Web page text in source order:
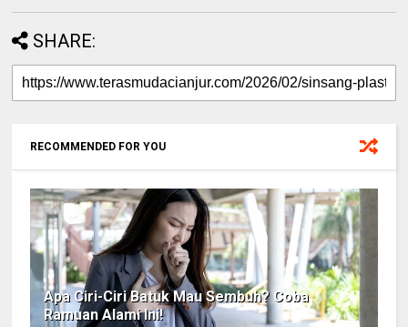
SHARE:
RECOMMENDED FOR YOU
Apa Ciri-Ciri Batuk Mau Sembuh? Coba
Ramuan Alami Ini!